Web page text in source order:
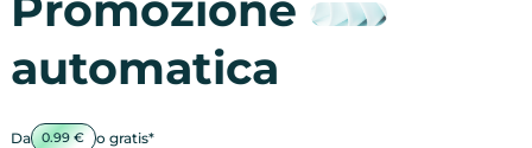
automatica
Da 0.99 € o gratis*